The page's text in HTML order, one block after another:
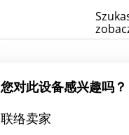
您对此设备感兴趣吗？
联络卖家